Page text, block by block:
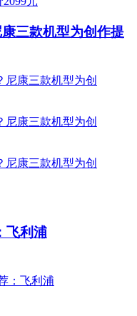
三款机型为创作提
飞利浦